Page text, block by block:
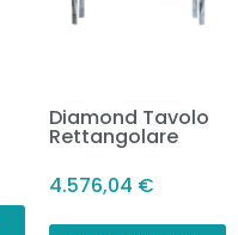
Diamond Tavolo
Rettangolare
4.576,04 €